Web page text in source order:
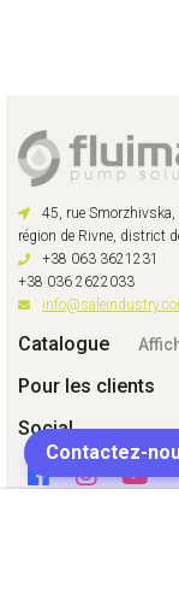
45, rue Smorzhivska,
région de Rivne, district
+38 063 3621231
+38 036 2622033
Catalogue
Pour les clients
Social
Contactez-